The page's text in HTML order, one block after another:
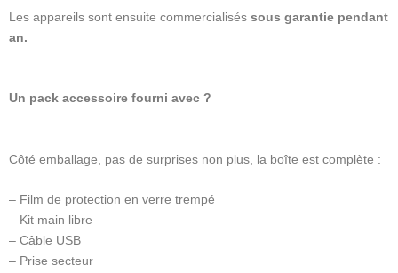
Les appareils sont ensuite commercialisés sous garantie pendant
an.
Un pack accessoire fourni avec ?
Côté emballage, pas de surprises non plus, la boîte est complète :
– Film de protection en verre trempé
– Kit main libre
– Câble USB
– Prise secteur